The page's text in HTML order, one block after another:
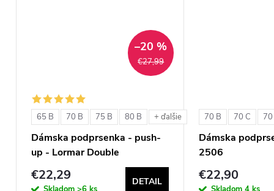
€27,99
–20 %
65 B 70 B 75 B 80 B + ďalšie
Dámska podprsenka - push-
up - Lormar Double
€22,29 DETAIL
70 B 70 C
Dámska
2506
€22,90